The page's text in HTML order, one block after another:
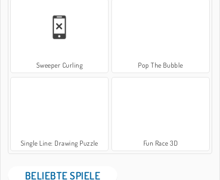
Sweeper Curling Pop The Bubble
Single Line: Drawing Puzzle Fun Race 3D
BELIEBTE SPIELE